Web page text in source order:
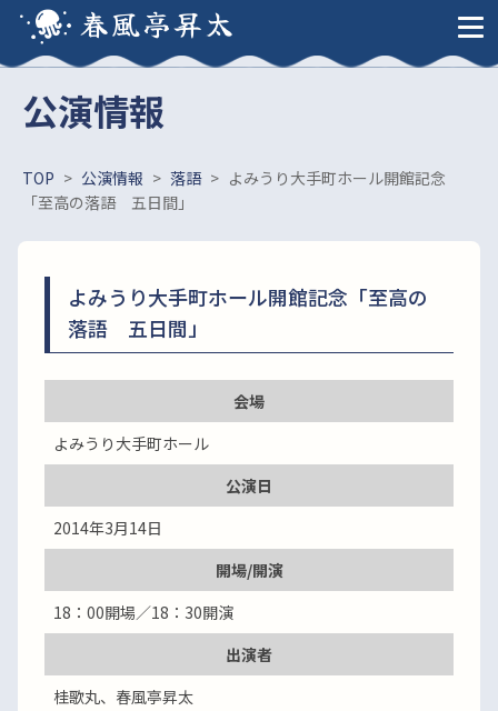
春風亭昇太
公演情報
TOP > 公演情報 > 落語 > よみうり大手町ホール開館記念
「至高の落語 五日間」
よみうり大手町ホール開館記念「至高の
落語 五日間」
会場
よみうり大手町ホール
公演日
2014年3月14日
開場/開演
18：00開場／18：30開演
出演者
桂歌丸、春風亭昇太